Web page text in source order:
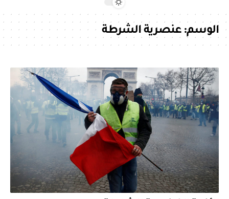
الوسم:عنصرية الشرطة